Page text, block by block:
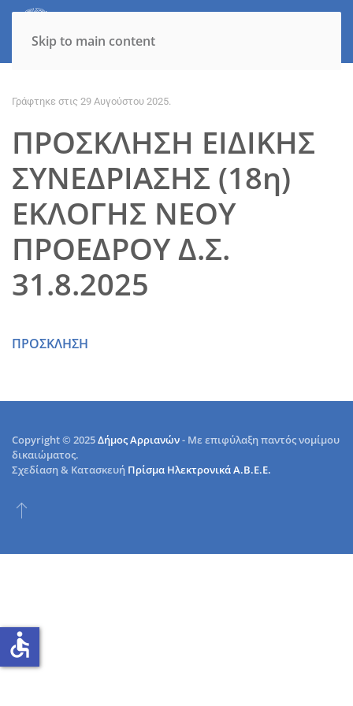
Skip to main content
Γράφτηκε στις 29 Αυγούστου 2025.
ΠΡΟΣΚΛΗΣΗ ΕΙΔΙΚΗΣ
ΣΥΝΕΔΡΙΑΣΗΣ (18η)
ΕΚΛΟΓΗΣ ΝΕΟΥ
ΠΡΟΕΔΡΟΥ Δ.Σ.
31.8.2025
ΠΡΟΣΚΛΗΣΗ
Copyright © 2025Δήμος Αρριανών- Με επιφύλαξη παντός νομίμου
δικαιώματος.
Σχεδίαση & Κατασκευή Πρίσμα Ηλεκτρονικά Α.Β.Ε.Ε.
accessible